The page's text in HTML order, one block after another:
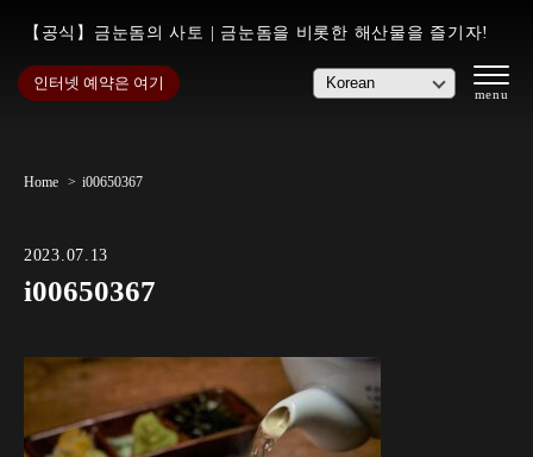
【공식】금눈돔의 사토 | 금눈돔을 비롯한 해산물을 즐기자!
인터넷 예약은 여기
Home i00650367
2023.07.13
i00650367